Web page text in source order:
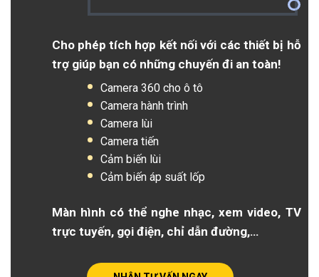
Camera 360 cho ô tô
Camera hành trình
Camera lùi
Camera tiến
Cảm biến lùi
Cảm biến áp suất lốp
Cho phép tích hợp kết nối với các thiết bị hỗ
trợ giúp bạn có những chuyến đi an toàn!
Màn hình có thể nghe nhạc, xem video, TV
trực tuyến, gọi điện, chỉ dẫn đường,…